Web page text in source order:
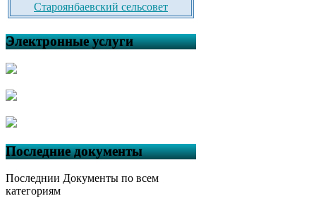
Староянбаевский сельсовет
Электронные услуги
Последние документы
Последнии Документы по всем
категориям